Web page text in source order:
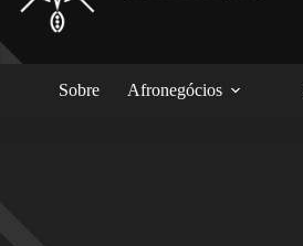
Sobre Afronegócios